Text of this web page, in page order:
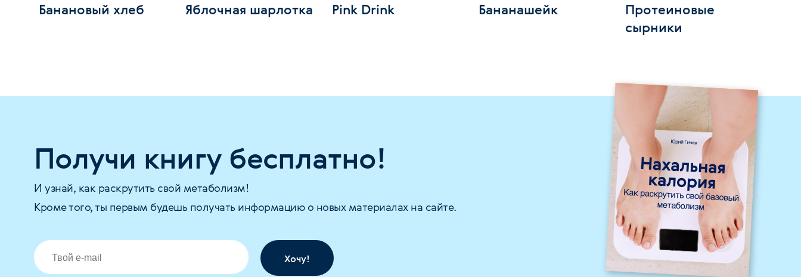
Банановый хлеб Яблочная шарлотка Pink Drink Бананашейк
Протеиновые
сырники
Получи книгу бесплатно!
И узнай, как раскрутить свой метаболизм!
Кроме того, ты первым будешь получать информацию о новых материалах на сайте.
Хочу!